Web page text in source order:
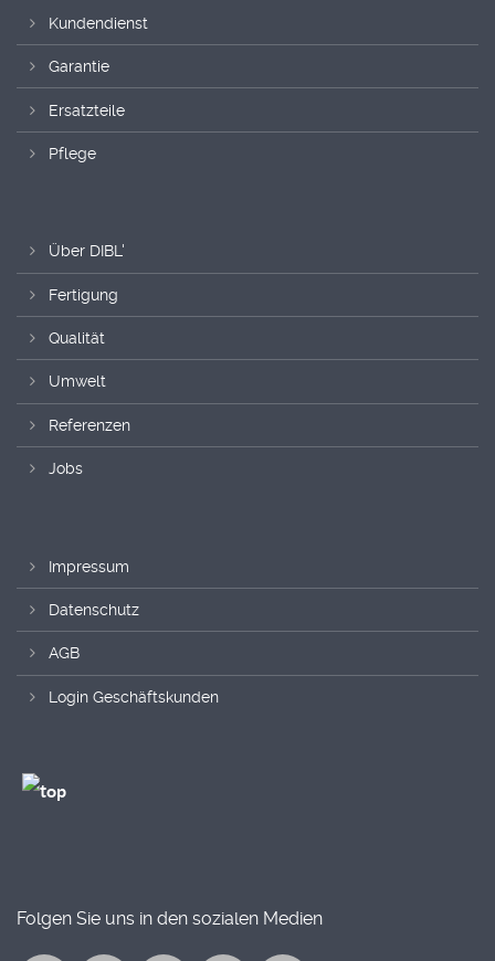
Kundendienst
Garantie
Ersatzteile
Pflege
Über DIBL'
Fertigung
Qualität
Umwelt
Referenzen
Jobs
Impressum
Datenschutz
AGB
Login Geschäftskunden
Folgen Sie uns in den sozialen Medien